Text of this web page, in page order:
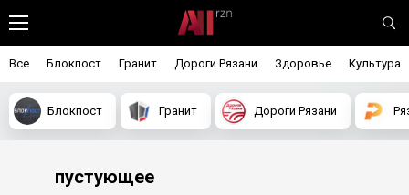
Все Блокпост Гранит Дороги Рязани Здоровье Культура
Блокпост Гранит Дороги Рязани
пустующее